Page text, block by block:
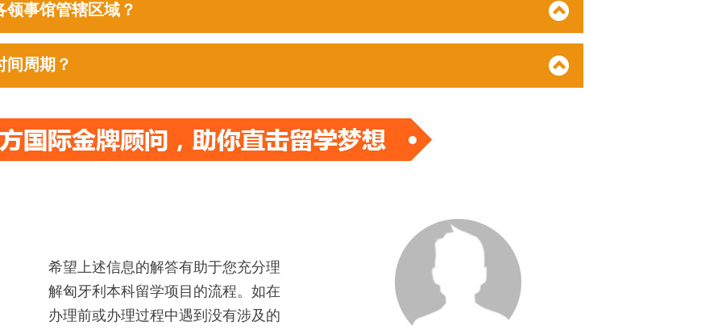
事馆管辖区域？
间周期？
希望上述信息的解答有助于您充分理
解匈牙利本科留学项目的流程。如在
办理前或办理过程中遇到没有涉及的